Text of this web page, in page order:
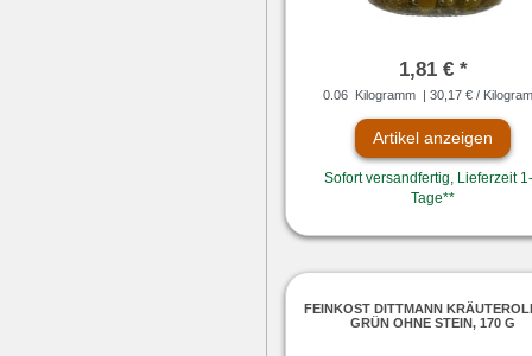
1,81 € *
0.06 Kilogramm | 30,17 € /
Artikel anzeigen
Sofort versandfertig, Lieferzeit
Tage**
FEINKOST DITTMANN
GRÜN OHNE STEIN, 170 G